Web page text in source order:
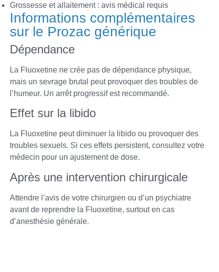
Grossesse et allaitement : avis médical requis
Informations complémentaires
sur le Prozac générique
Dépendance
La Fluoxetine ne crée pas de dépendance physique,
mais un sevrage brutal peut provoquer des troubles de
l’humeur. Un arrêt progressif est recommandé.
Effet sur la libido
La Fluoxetine peut diminuer la libido ou provoquer des
troubles sexuels. Si ces effets persistent, consultez votre
médecin pour un ajustement de dose.
Après une intervention chirurgicale
Attendre l’avis de votre chirurgien ou d’un psychiatre
avant de reprendre la Fluoxetine, surtout en cas
d’anesthésie générale.